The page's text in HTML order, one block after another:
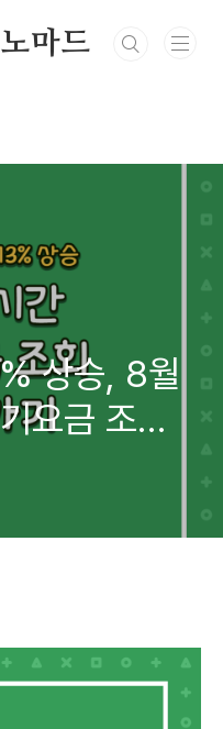
마드
상승, 8월
요금 조회